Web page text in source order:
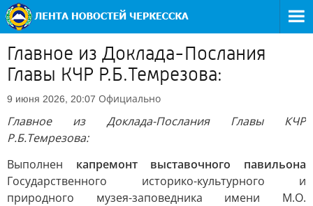
Главное из Доклада-Послания
Главы КЧР Р.Б.Темрезова:
9 июня 2026, 20:07 Официально
Главное из Доклада-Послания Главы КЧР
Р.Б.Темрезова:
Выполнен капремонт выставочного павильона
Государственного историко-культурного и
природного музея-заповедника имени М.О.